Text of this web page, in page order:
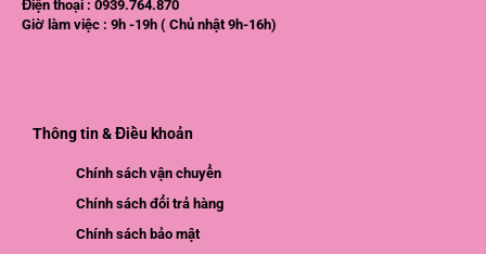
Điện thoại : 0939.764.870
Giờ làm việc : 9h -19h ( Chủ nhật 9h-16h)
Thông tin & Điều khoản
Chính sách vận chuyển
Chính sách đổi trả hàng
Chính sách bảo mật